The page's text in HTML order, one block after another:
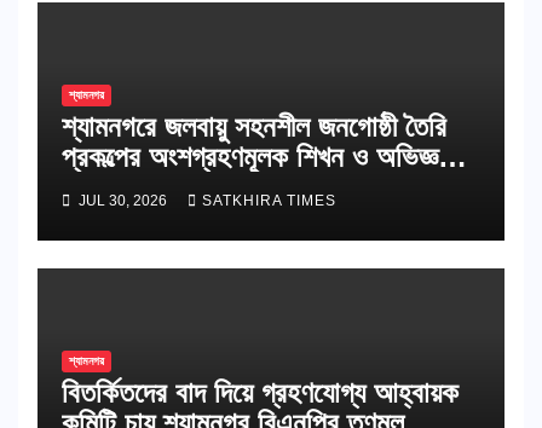
শ্যামনগর
শ্যামনগরে জলবায়ু সহনশীল জনগোষ্ঠী তৈরি
প্রকল্পের অংশগ্রহণমূলক শিখন ও অভিজ্ঞতা
বিনিময় সভা
JUL 30, 2026 SATKHIRA TIMES
শ্যামনগর
বিতর্কিতদের বাদ দিয়ে গ্রহণযোগ্য আহ্বায়ক